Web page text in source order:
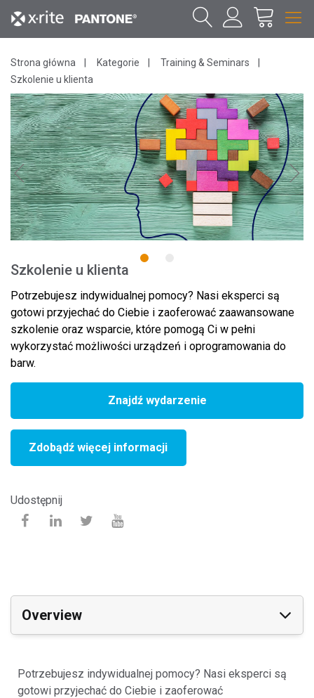
Strona główna Kategorie
Training & Seminars
Szkolenie u klienta
1
Szkolenie u klienta
Potrzebujesz indywidualnej pomocy? Nasi eksperci są
gotowi przyjechać do Ciebie i zaoferować zaawansowane
szkolenie oraz wsparcie, które pomogą Ci w pełni
wykorzystać możliwości urządzeń i oprogramowania do
barw.
Znajdź wydarzenie
Zdobądź więcej informacji
Udostępnij
Overview
Potrzebujesz indywidualnej pomocy? Nasi eksperci są
gotowi przyjechać do Ciebie i zaoferować